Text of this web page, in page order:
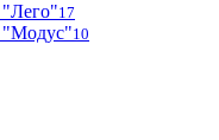
"Лего"17
"Модус"10